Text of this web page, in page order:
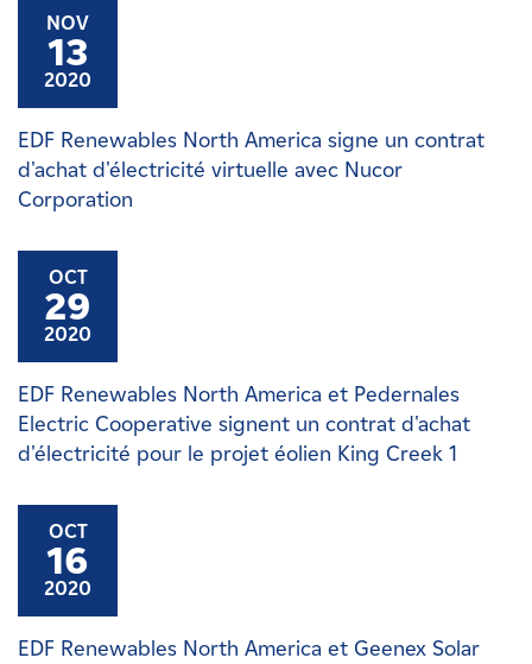
NOV
13
2020
EDF Renewables North America signe un contrat
d'achat d'électricité virtuelle avec Nucor
Corporation
OCT
29
2020
EDF Renewables North America et Pedernales
Electric Cooperative signent un contrat d'achat
d'électricité pour le projet éolien King Creek 1
OCT
16
2020
EDF Renewables North America et Geenex Solar